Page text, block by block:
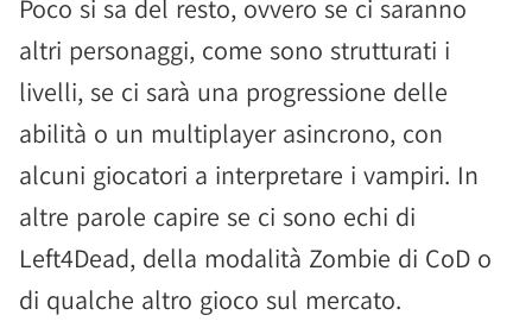
Poco si sa del resto, ovvero se ci saranno
altri personaggi, come sono strutturati i
livelli, se ci sarà una progressione delle
abilità o un multiplayer asincrono, con
alcuni giocatori a interpretare i vampiri. In
altre parole capire se ci sono echi di
Left4Dead, della modalità Zombie di CoD o
di qualche altro gioco sul mercato.